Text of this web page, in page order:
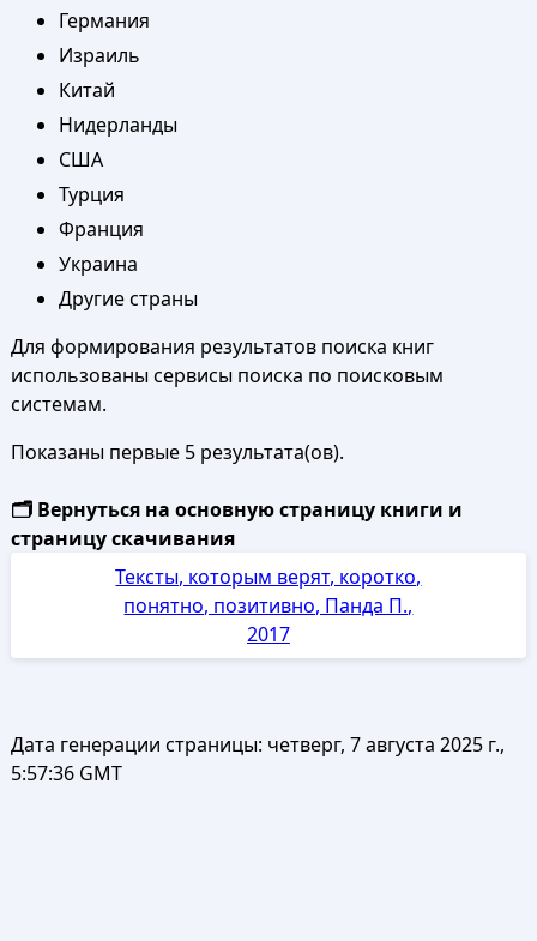
Германия
Израиль
Китай
Нидерланды
США
Турция
Франция
Украина
Другие страны
Для формирования результатов поиска книг
использованы сервисы поиска по поисковым
системам.
Показаны первые 5 результата(ов).
🗂️ Вернуться на основную страницу книги и
страницу скачивания
Тексты, которым верят, коротко,
понятно, позитивно, Панда П.,
2017
Дата генерации страницы: четверг, 7 августа 2025 г.,
5:57:36 GMT